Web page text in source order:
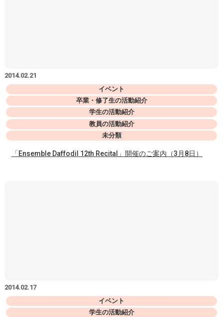
2014.02.21
イベント
卒業・修了生の活動紹介
学生の活動紹介
教員の活動紹介
未分類
「Ensemble Daffodil 12th Recital」開催のご案内（3月8日）
2014.02.17
イベント
学生の活動紹介